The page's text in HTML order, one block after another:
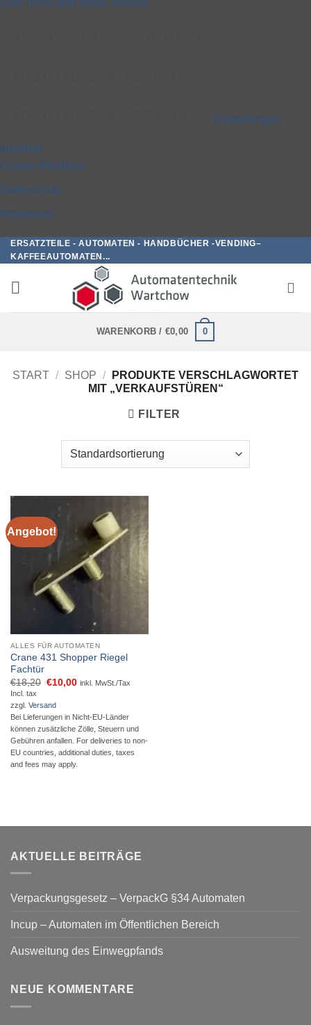
Lese mehr über diese Zwecke
Einstellungen
ansehen
Cookie-Richtlinie
Datenschutz
Impressum
Zum
Inhalt
springen
ERSATZTEILE - AUTOMATEN - HANDBÜCHER -VENDING–
KAFFEEAUTOMATEN...
WARENKORB / €0,00 0
START / SHOP /
PRODUKTE VERSCHLAGWORTET
MIT „VERKAUFSTÜREN“
FILTER
Angebot!
ALLES FÜR AUTOMATEN
Crane 431 Shopper Riegel
Fachtür
€18,20 Ursprünglicher
Preis
€18,20
€10,00Aktueller
inkl. MwSt./Tax
Incl. tax
zzgl. Versand
Bei Lieferungen in Nicht-EU-Länder
können zusätzliche Zölle, Steuern und
Gebühren anfallen. For deliveries to non-
EU countries, additional duties, taxes
and fees may apply.
AKTUELLE BEITRÄGE
Verpackungsgesetz – VerpackG §34 Automaten
Incup – Automaten im Öffentlichen Bereich
Ausweitung des Einwegpfands
NEUE KOMMENTARE